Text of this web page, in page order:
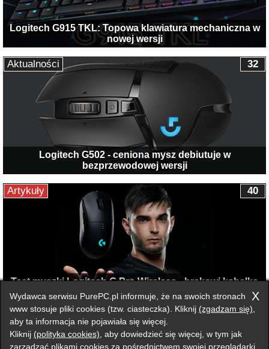
Logitech G915 TKL: Topowa klawiatura mechaniczna w
nowej wersji
Logitech G502 - ceniona mysz debiutuje w
bezprzewodowej wersji
32
Aktualności
Test myszki Logitech G Pro Wireless - brakowi kabelka
mówię tak!
40
Artykuły
Przełącz na wersję klasyczną strony
Zgłoś błąd na stronie
X
Wydawca serwisu PurePC.pl informuje, że na swoich stronach
www stosuje pliki cookies (tzw. ciasteczka). Kliknij (zgadzam się)
aby ta informacja nie pojawiała się więcej.
Kliknij (polityka cookies) , aby dowiedzieć się więcej, w tym jak
zarządzać plikami cookies za pośrednictwem swojej przeglądarki